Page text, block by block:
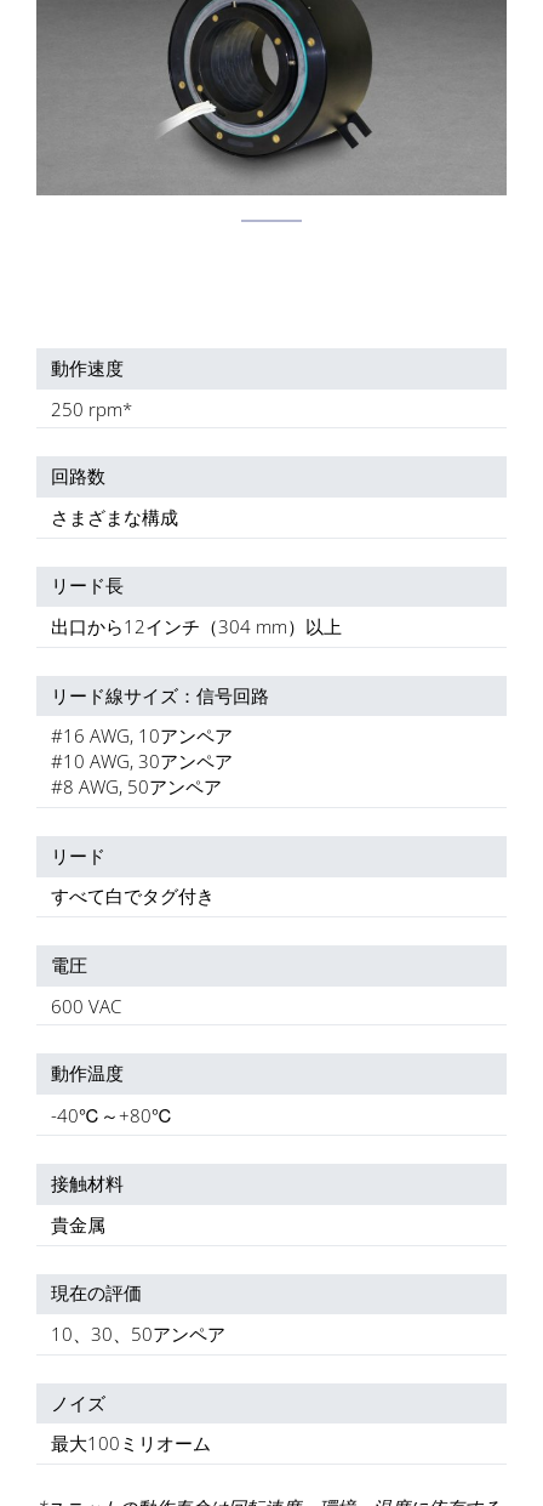
動作速度
250 rpm*
回路数
さまざまな構成
リード長
出口から12インチ（304 mm）以上
リード線サイズ：信号回路
#16 AWG, 10アンペア
#10 AWG, 30アンペア
#8 AWG, 50アンペア
リード
すべて白でタグ付き
電圧
600 VAC
動作温度
-40℃～+80℃
接触材料
貴金属
現在の評価
10、30、50アンペア
ノイズ
最大100ミリオーム